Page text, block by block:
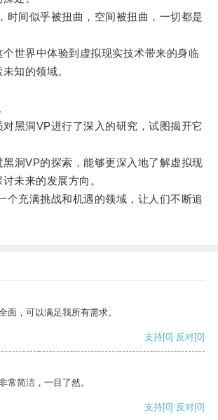
间似乎被扭曲，空间被扭曲，一切都是
界中体验到虚拟现实技术带来的身临
知的领域。
洞VP进行了深入的研究，试图揭开它
VP的探索，能够更深入地了解虚拟现
未来的发展方向。
充满挑战和机遇的领域，让人们不断追
面，可以满足我所有需求。
支持[0] 反对[0]
常简洁，一目了然。
支持[0] 反对[0]